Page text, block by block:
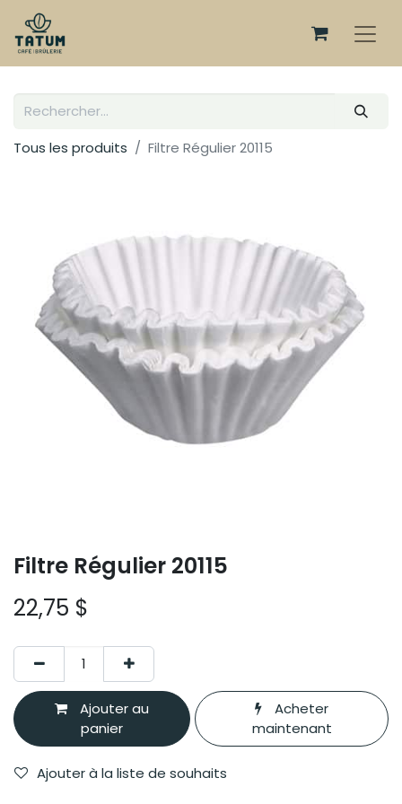
Tous les produits Filtre Régulier 20115
Filtre Régulier 20115
22,75 $
Ajouter au
panier
Acheter
maintenant
Ajouter à la liste de souhaits